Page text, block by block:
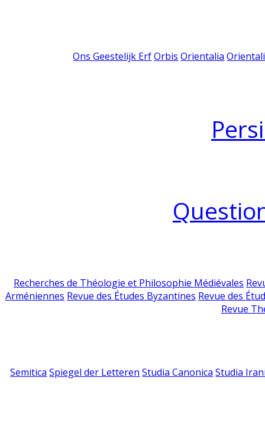
Ons Geestelijk Erf Orbis Orientalia
Recherches de Théologie et Philosophie Médiévales
Arméniennes Revue des Études Byzantines Revue des
Revue
Semitica Spiegel der Letteren Studia Canonica Studia